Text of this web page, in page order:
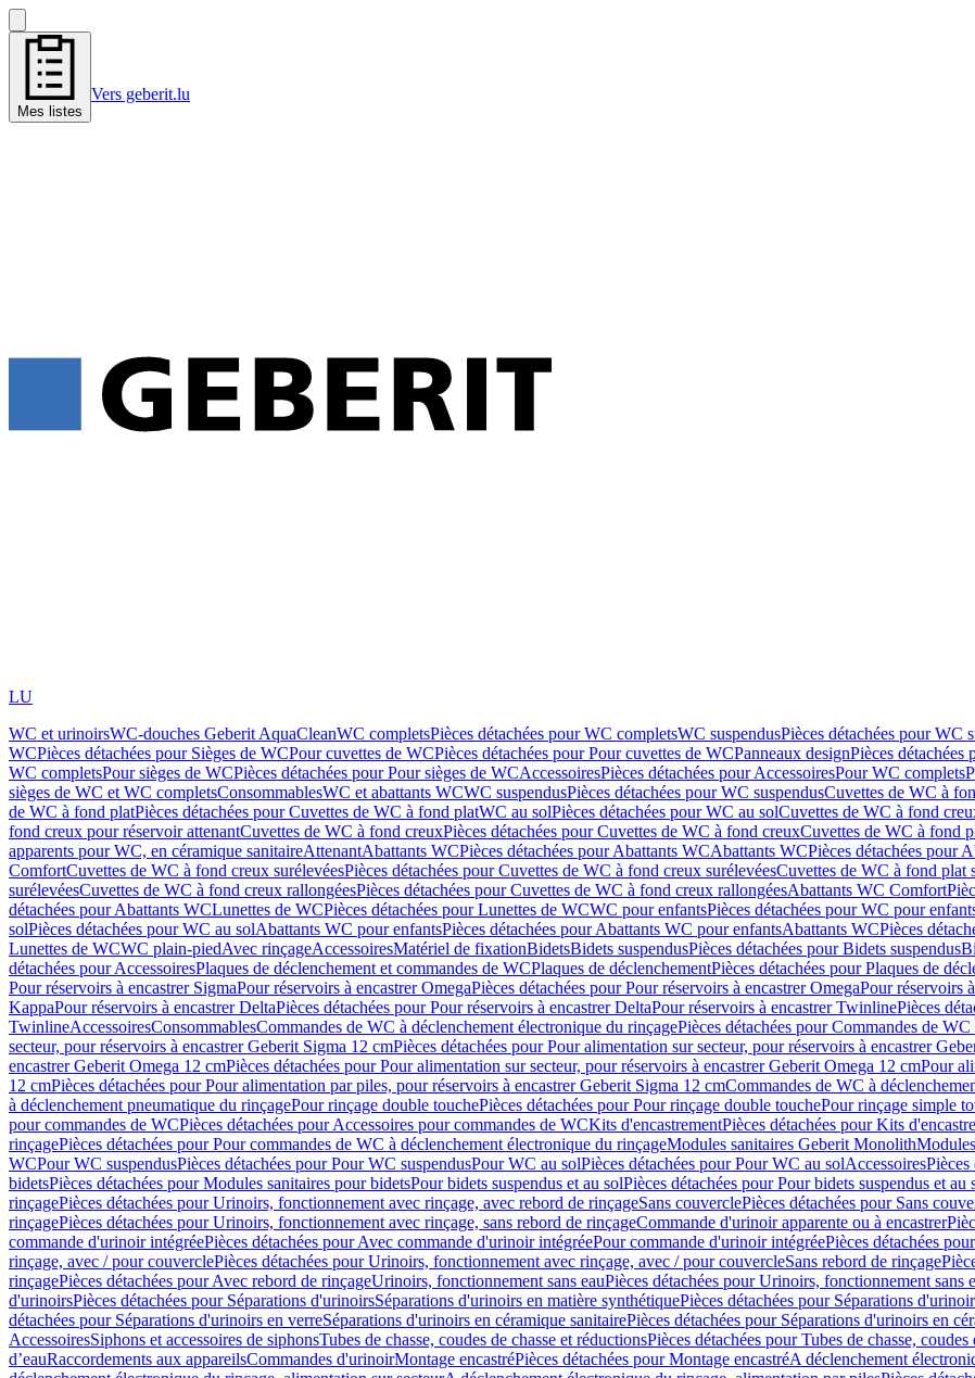
Mes listes
Vers geberit.lu
LU
WC et urinoirsWC-douches Geberit AquaCleanWC completsPièces détachées pour WC completsWC suspendusPièces détachées pour WC
WCPièces détachées pour Sièges de WCPour cuvettes de WCPièces détachées pour Pour cuvettes de WCPanneaux designPièces détachées
WC completsPour sièges de WCPièces détachées pour Pour sièges de WCAccessoiresPièces détachées pour AccessoiresPour WC complets
sièges de WC et WC completsConsommablesWC et abattants WCWC suspendusPièces détachées pour WC suspendusCuvettes de WC à
de WC à fond platPièces détachées pour Cuvettes de WC à fond platWC au solPièces détachées pour WC au solCuvettes de WC à fond
fond creux pour réservoir attenantCuvettes de WC à fond creuxPièces détachées pour Cuvettes de WC à fond creuxCuvettes de WC à fond
apparents pour WC, en céramique sanitaireAttenantAbattants WCPièces détachées pour Abattants WCAbattants WCPièces détachées pour
ComfortCuvettes de WC à fond creux surélevéesPièces détachées pour Cuvettes de WC à fond creux surélevéesCuvettes de WC à fond plat
surélevéesCuvettes de WC à fond creux rallongéesPièces détachées pour Cuvettes de WC à fond creux rallongéesAbattants WC Comfort
détachées pour Abattants WCLunettes de WCPièces détachées pour Lunettes de WCWC pour enfantsPièces détachées pour WC pour
solPièces détachées pour WC au solAbattants WC pour enfantsPièces détachées pour Abattants WC pour enfantsAbattants WCPièces
Lunettes de WCWC plain-piedAvec rinçageAccessoiresMatériel de fixationBidetsBidets suspendusPièces détachées pour Bidets suspendus
détachées pour AccessoiresPlaques de déclenchement et commandes de WCPlaques de déclenchementPièces détachées pour Plaques de
Pour réservoirs à encastrer SigmaPour réservoirs à encastrer OmegaPièces détachées pour Pour réservoirs à encastrer OmegaPour réservoirs
KappaPour réservoirs à encastrer DeltaPièces détachées pour Pour réservoirs à encastrer DeltaPour réservoirs à encastrer TwinlinePièces
TwinlineAccessoiresConsommablesCommandes de WC à déclenchement électronique du rinçagePièces détachées pour Commandes de
secteur, pour réservoirs à encastrer Geberit Sigma 12 cmPièces détachées pour Pour alimentation sur secteur, pour réservoirs à encastrer
encastrer Geberit Omega 12 cmPièces détachées pour Pour alimentation sur secteur, pour réservoirs à encastrer Geberit Omega 12 cmPour
12 cmPièces détachées pour Pour alimentation par piles, pour réservoirs à encastrer Geberit Sigma 12 cmCommandes de WC à
à déclenchement pneumatique du rinçagePour rinçage double touchePièces détachées pour Pour rinçage double touchePour rinçage simple
pour commandes de WCPièces détachées pour Accessoires pour commandes de WCKits d'encastrementPièces détachées pour Kits
rinçagePièces détachées pour Pour commandes de WC à déclenchement électronique du rinçageModules sanitaires Geberit Monolith
WCPour WC suspendusPièces détachées pour Pour WC suspendusPour WC au solPièces détachées pour Pour WC au solAccessoiresPièces
bidetsPièces détachées pour Modules sanitaires pour bidetsPour bidets suspendus et au solPièces détachées pour Pour bidets suspendus et au
rinçagePièces détachées pour Urinoirs, fonctionnement avec rinçage, avec rebord de rinçageSans couverclePièces détachées pour Sans
rinçagePièces détachées pour Urinoirs, fonctionnement avec rinçage, sans rebord de rinçageCommande d'urinoir apparente ou à encastrer
commande d'urinoir intégréePièces détachées pour Avec commande d'urinoir intégréePour commande d'urinoir intégréePièces détachées
rinçage, avec / pour couverclePièces détachées pour Urinoirs, fonctionnement avec rinçage, avec / pour couvercleSans rebord de rinçage
rinçagePièces détachées pour Avec rebord de rinçageUrinoirs, fonctionnement sans eauPièces détachées pour Urinoirs, fonctionnement sans
d'urinoirsPièces détachées pour Séparations d'urinoirsSéparations d'urinoirs en matière synthétiquePièces détachées pour Séparations
détachées pour Séparations d'urinoirs en verreSéparations d'urinoirs en céramique sanitairePièces détachées pour Séparations d'urinoirs en
AccessoiresSiphons et accessoires de siphonsTubes de chasse, coudes de chasse et réductionsPièces détachées pour Tubes de chasse,
d’eauRaccordements aux appareilsCommandes d'urinoirMontage encastréPièces détachées pour Montage encastréA déclenchement